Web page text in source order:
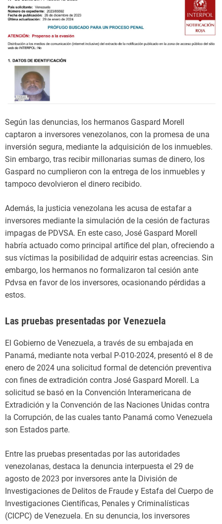
Según las denuncias, los hermanos Gaspard Morell
captaron a inversores venezolanos, con la promesa de una
inversión segura, mediante la adquisición de los inmuebles.
Sin embargo, tras recibir millonarias sumas de dinero, los
Gaspard no cumplieron con la entrega de los inmuebles y
tampoco devolvieron el dinero recibido.
Además, la justicia venezolana les acusa de estafar a
inversores mediante la simulación de la cesión de facturas
impagas de PDVSA. En este caso, José Gaspard Morell
habría actuado como principal artífice del plan, ofreciendo a
sus víctimas la posibilidad de adquirir estas acreencias. Sin
embargo, los hermanos no formalizaron tal cesión ante
Pdvsa en favor de los inversores, ocasionando pérdidas a
estos.
Las pruebas presentadas por Venezuela
El Gobierno de Venezuela, a través de su embajada en
Panamá, mediante nota verbal P-010-2024, presentó el 8 de
enero de 2024 una solicitud formal de detención preventiva
con fines de extradición contra José Gaspard Morell. La
solicitud se basó en la Convención Interamericana de
Extradición y la Convención de las Naciones Unidas contra
la Corrupción, de las cuales tanto Panamá como Venezuela
son Estados parte.
Entre las pruebas presentadas por las autoridades
venezolanas, destaca la denuncia interpuesta el 29 de
agosto de 2023 por inversores ante la División de
Investigaciones de Delitos de Fraude y Estafa del Cuerpo de
Investigaciones Científicas, Penales y Criminalísticas
(CICPC) de Venezuela. En su denuncia, los inversores